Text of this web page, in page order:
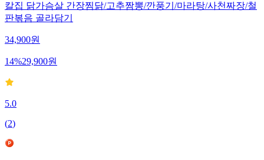
칼집 닭가슴살 간장찜닭/고추짬뽕/깐풍기/마라탕/사천짜장/철
판볶음 골라담기
34,900원
14%29,900원
5.0
(2)